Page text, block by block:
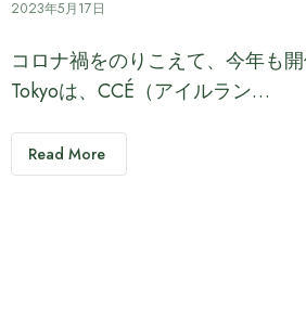
2023年5月17日
コロナ禍をのりこえて、今年も
Tokyoは、CCÉ（アイルラン…
Read More